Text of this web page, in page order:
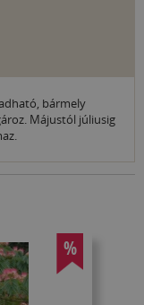
bármely
Májustól júliusig
%